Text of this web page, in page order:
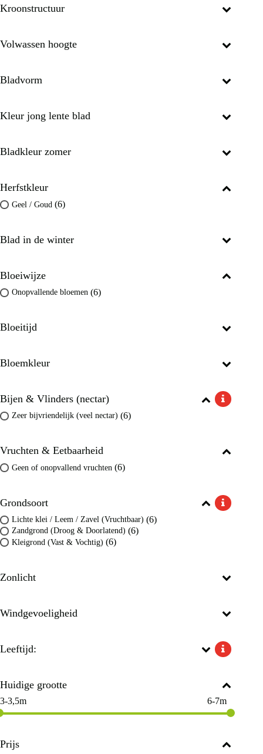
Kroonstructuur
Volwassen hoogte
Bladvorm
Kleur jong lente blad
Bladkleur zomer
Herfstkleur
Geel / Goud (6)
Blad in de winter
Bloeiwijze
Onopvallende bloemen (6)
Bloeitijd
Bloemkleur
Bijen & Vlinders (nectar)
Zeer bijvriendelijk (veel nectar) (6)
Vruchten & Eetbaarheid
Geen of onopvallend vruchten (6)
Grondsoort
Lichte klei / Leem / Zavel (Vruchtbaar) (6)
Zandgrond (Droog & Doorlatend) (6)
Kleigrond (Vast & Vochtig) (6)
Zonlicht
Windgevoeligheid
Leeftijd:
Huidige grootte
3-3,5m 6-7m
Prijs